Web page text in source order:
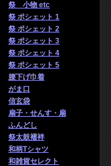
祭 小物 etc
祭 ポシェット 1
祭 ポシェット 2
祭 ポシェット 3
祭 ポシェット 4
祭 ポシェット 5
腰下げ巾着
がま口
信玄袋
扇子・せんす・扇
ふんどし
祭太鼓襦袢
和柄Tシャツ
和雑貨セレクト